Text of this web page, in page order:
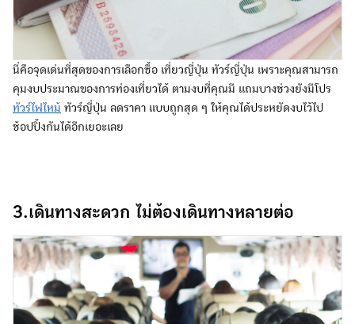
นี่คือจุดเด่นที่สุดของการเลือกซื้อ เที่ยวญี่ปุ่น ทัวร์ญี่ปุ่น เพราะคุณสามารถ
คุมงบประมาณของการท่องเที่ยวได้ ตามงบที่คุณมี แถมบางช่วงยังมีโปร
ทัวร์ไฟไหม้ ทัวร์ญี่ปุ่น ลดราคา แบบถูกสุด ๆ ให้คุณได้ประหยัดงบไว้ไป
ช้อปปิ้งกันได้อีกเยอะเลย
3.เดินทางสะดวก ไม่ต้องเดินทางหลายต่อ